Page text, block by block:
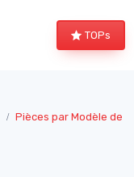
TOPs
Pièces par Modèle de